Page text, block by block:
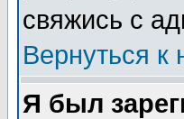
свяжись с
Вернуться к
Я был